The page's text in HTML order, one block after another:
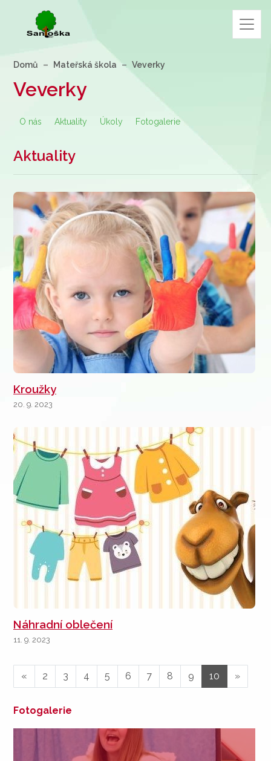
Domů Mateřská škola Veverky
Veverky
O nás Aktuality Úkoly Fotogalerie
Aktuality
Kroužky
20. 9. 2023
Náhradní oblečení
11. 9. 2023
« 2 3 4 5 6 7 8 9 10 »
Fotogalerie